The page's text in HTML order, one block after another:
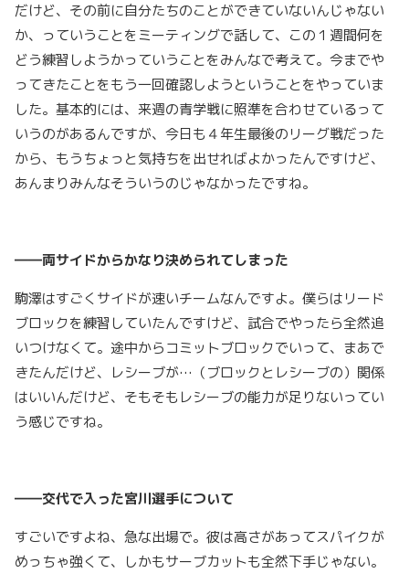
だけど、その前に自分たちのことができていないんじゃない
か、っていうことをミーティングで話して、この１週間何を
どう練習しようかっていうことをみんなで考えて。今までや
ってきたことをもう一回確認しようということをやっていま
した。基本的には、来週の青学戦に照準を合わせているって
いうのがあるんですが、今日も４年生最後のリーグ戦だった
から、もうちょっと気持ちを出せればよかったんですけど、
あんまりみんなそういうのじゃなかったですね。
――両サイドからかなり決められてしまった
駒澤はすごくサイドが速いチームなんですよ。僕らはリード
ブロックを練習していたんですけど、試合でやったら全然追
いつけなくて。途中からコミットブロックでいって、まあで
きたんだけど、レシーブが…（ブロックとレシーブの）関係
はいいんだけど、そもそもレシーブの能力が足りないってい
う感じですね。
――交代で入った宮川選手について
すごいですよね、急な出場で。彼は高さがあってスパイクが
めっちゃ強くて、しかもサーブカットも全然下手じゃない。